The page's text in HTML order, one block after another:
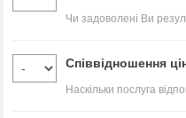
Чи задоволені Ви
Співвідношення
Наскільки послуга